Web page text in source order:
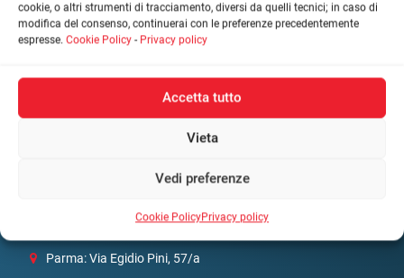
cookie, o altri strumenti di tracciamento, diversi da quelli tecnici; in caso di
modifica del consenso, continuerai con le preferenze precedentemente
espresse. Cookie Policy - Privacy policy
Accetta tutto
Vieta
Vedi preferenze
Cookie PolicyPrivacy policy
DOVE SIAMO
Dove trovarci
Parma: Via Egidio Pini, 57/a